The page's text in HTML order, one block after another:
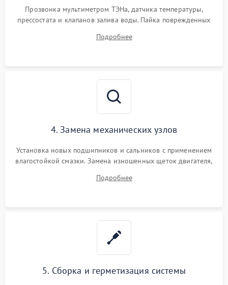
Прозвонка мультиметром ТЭНа, датчика температуры,
прессостата и клапанов залива воды. Пайка поврежденных
Восстановление целостности проводки и контактов.
Подробнее
4. Замена механических узлов
Установка новых подшипников и сальников с применением
влагостойкой смазки. Замена изношенных щеток двигателя,
или поврежденной резиновой манжеты.
Подробнее
5. Сборка и герметизация системы